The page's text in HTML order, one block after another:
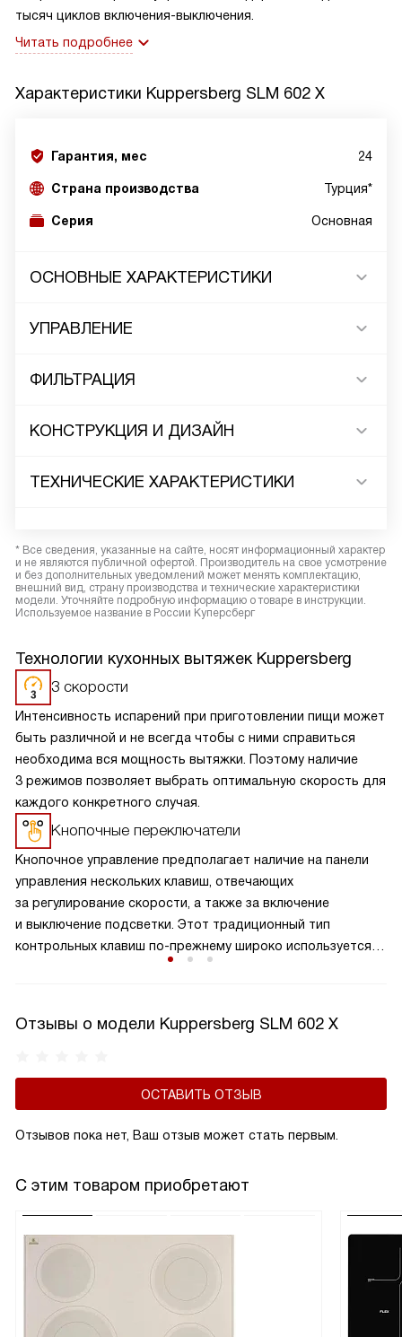
тысяч циклов включения-выключения.
Читать подробнее
Характеристики Kuppersberg SLM 602 X
Гарантия, мес 24
Страна производства Турция*
Серия Основная
ОСНОВНЫЕ ХАРАКТЕРИСТИКИ
УПРАВЛЕНИЕ
ФИЛЬТРАЦИЯ
КОНСТРУКЦИЯ И ДИЗАЙН
ТЕХНИЧЕСКИЕ ХАРАКТЕРИСТИКИ
* Все сведения, указанные на сайте, носят информационный характер
и не являются публичной офертой. Производитель на свое усмотрение
и без дополнительных уведомлений может менять комплектацию,
внешний вид, страну производства и технические характеристики
модели. Уточняйте подробную информацию о товаре в инструкции.
Используемое название в России Куперсберг
Технологии кухонных вытяжек Kuppersberg
3 скорости
Интенсивность испарений при приготовлении пищи может
быть различной и не всегда чтобы с ними справиться
необходима вся мощность вытяжки. Поэтому наличие
3 режимов позволяет выбрать оптимальную скорость для
каждого конкретного случая.
Кнопочные переключатели
Кнопочное управление предполагает наличие на панели
управления нескольких клавиш, отвечающих
за регулирование скорости, а также за включение
и выключение подсветки. Этот традиционный тип
контрольных клавиш по-прежнему широко используется,
включения-выключения и безупречно служат весь период
Отзывы о модели Kuppersberg SLM 602 X
ОСТАВИТЬ ОТЗЫВ
Отзывов пока нет, Ваш отзыв может стать первым.
С этим товаром приобретают